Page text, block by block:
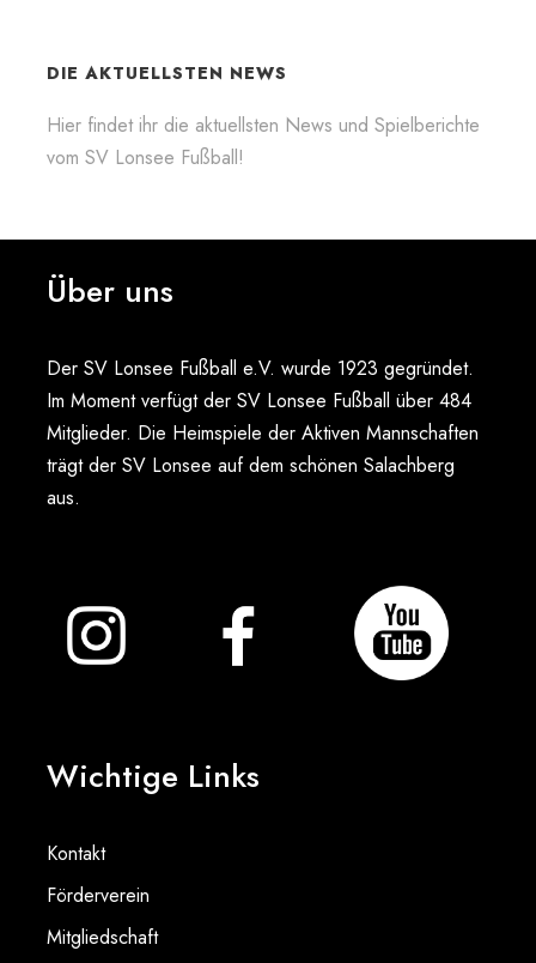
DIE AKTUELLSTEN NEWS
Hier findet ihr die aktuellsten News und Spielberichte
vom SV Lonsee Fußball!
Über uns
Der SV Lonsee Fußball e.V. wurde 1923 gegründet.
Im Moment verfügt der SV Lonsee Fußball über 484
Mitglieder. Die Heimspiele der Aktiven Mannschaften
trägt der SV Lonsee auf dem schönen Salachberg
aus.
Wichtige Links
Kontakt
Förderverein
Mitgliedschaft